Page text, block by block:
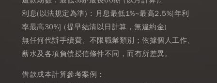
利息(以法規定為準) : 月息最低1%~最高2.5%[年利
率最高30%] (提早結清以日計算，無違約金)
無任何代辦手續費、不限職業類別；依據個人工作、
薪水及各項負債授信條件不同，而有所差異。
借款成本計算參考案例：